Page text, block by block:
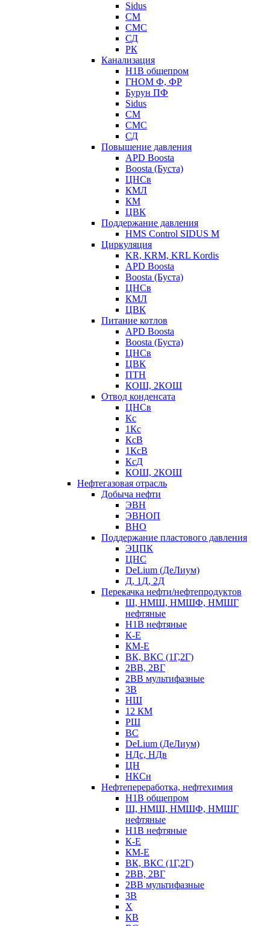
Sidus
СМ
СМС
СД
РК
Канализация
Н1В общепром
ГНОМ Ф, ФР
Бурун ПФ
Sidus
СМ
СМС
СД
Повышение давления
APD Boosta
Boosta (Буста)
ЦНСв
КМЛ
КМ
ЦВК
Поддержание давления
HMS Control SIDUS M
Циркуляция
KR, KRM, KRL Kordis
APD Boosta
Boosta (Буста)
ЦНСв
КМЛ
ЦВК
Питание котлов
APD Boosta
Boosta (Буста)
ЦНСв
ЦВК
ПТН
КОШ, 2КОШ
Отвод конденсата
ЦНСв
Кс
1Кс
КсВ
1КсВ
КсД
КОШ, 2КОШ
Нефтегазовая отрасль
Добыча нефти
ЭВН
ЭВНОП
ВНО
Поддержание пластового давления
ЭЦПК
ЦНС
DeLium (ДеЛиум)
Д, 1Д, 2Д
Перекачка нефти/нефтепродуктов
Ш, НМШ, НМШФ, НМШГ
нефтяные
Н1В нефтяные
К-Е
КМ-Е
ВК, ВКС (1Г,2Г)
2ВВ, 2ВГ
2ВВ мультифазные
3В
НШ
12 КМ
РШ
ВС
DeLium (ДеЛиум)
НДс, НДв
ЦН
НКСн
Нефтепереработка, нефтехимия
Н1В общепром
Ш, НМШ, НМШФ, НМШГ
нефтяные
Н1В нефтяные
К-Е
КМ-Е
ВК, ВКС (1Г,2Г)
2ВВ, 2ВГ
2ВВ мультифазные
3В
Х
КВ